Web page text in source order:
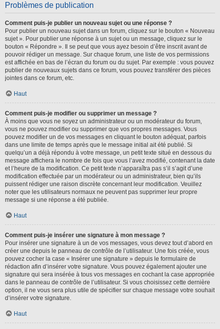
Problèmes de publication
Comment puis-je publier un nouveau sujet ou une réponse ?
Pour publier un nouveau sujet dans un forum, cliquez sur le bouton « Nouveau
sujet ». Pour publier une réponse à un sujet ou un message, cliquez sur le
bouton « Répondre ». Il se peut que vous ayez besoin d’être inscrit avant de
pouvoir rédiger un message. Sur chaque forum, une liste de vos permissions
est affichée en bas de l’écran du forum ou du sujet. Par exemple : vous pouvez
publier de nouveaux sujets dans ce forum, vous pouvez transférer des pièces
jointes dans ce forum, etc.
Haut
Comment puis-je modifier ou supprimer un message ?
À moins que vous ne soyez un administrateur ou un modérateur du forum,
vous ne pouvez modifier ou supprimer que vos propres messages. Vous
pouvez modifier un de vos messages en cliquant le bouton adéquat, parfois
dans une limite de temps après que le message initial ait été publié. Si
quelqu’un a déjà répondu à votre message, un petit texte situé en dessous du
message affichera le nombre de fois que vous l’avez modifié, contenant la date
et l’heure de la modification. Ce petit texte n’apparaîtra pas s’il s’agit d’une
modification effectuée par un modérateur ou un administrateur, bien qu’ils
puissent rédiger une raison discrète concernant leur modification. Veuillez
noter que les utilisateurs normaux ne peuvent pas supprimer leur propre
message si une réponse a été publiée.
Haut
Comment puis-je insérer une signature à mon message ?
Pour insérer une signature à un de vos messages, vous devez tout d’abord en
créer une depuis le panneau de contrôle de l’utilisateur. Une fois créée, vous
pouvez cocher la case « Insérer une signature » depuis le formulaire de
rédaction afin d’insérer votre signature. Vous pouvez également ajouter une
signature qui sera insérée à tous vos messages en cochant la case appropriée
dans le panneau de contrôle de l’utilisateur. Si vous choisissez cette dernière
option, il ne vous sera plus utile de spécifier sur chaque message votre souhait
d’insérer votre signature.
Haut